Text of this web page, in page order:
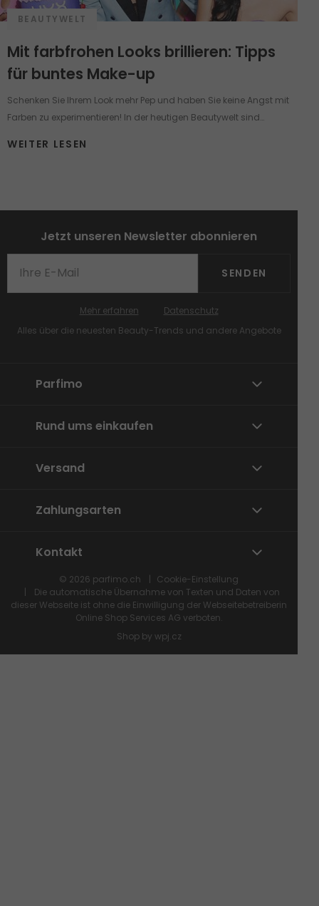
BEAUTYWELT
Mit farbfrohen Looks brillieren: Tipps
für buntes Make-up
Schenken Sie Ihrem Look mehr Pep und haben Sie keine Angst mit
Farben zu experimentieren! In der heutigen Beautywelt sind
bieten zugleich die Möglichkeit, die Schönheit zu betonen, die
Produkte, die Ihre Haut zum Strahlen bringen und zugleich
pflegen. Machen Sie sich auf peppige Make-up-Challenges und
verspielten Farbrausch bereit!
WEITER LESEN
Jetzt unseren Newsletter abonnieren
SENDEN
Alles über die neuesten Beauty-Trends und andere Angebote
Mehr erfahren Datenschutz
Parfimo
Rund ums einkaufen
Versand
Zahlungsarten
Kontakt
© 2026 parfimo.ch
Cookie-Einstellung
Die automatische Übernahme von Texten und Daten von
dieser Webseite ist ohne die Einwilligung der Webseitebetreiberin
Online Shop Services AG verboten.
Shop by wpj.cz